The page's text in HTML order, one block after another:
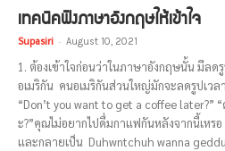
เทคนิคฟังภาษาอังกฤษให้เข้าใจ
Supasiri - August 10, 2021
1. ต้องเข้าใจก่อนว่าในภาษาอังกฤษนั้น มีลด
อเมริกัน คนอเมริกันส่วนใหญ่มักจะลดรูปเว
“Don’t you want to get a coffee later?”
ะ?”คุณไม่อยากไปดื่มกาแฟกันหลังจากนี้เหร
และกลายเป็น Duhwntchuh wanna